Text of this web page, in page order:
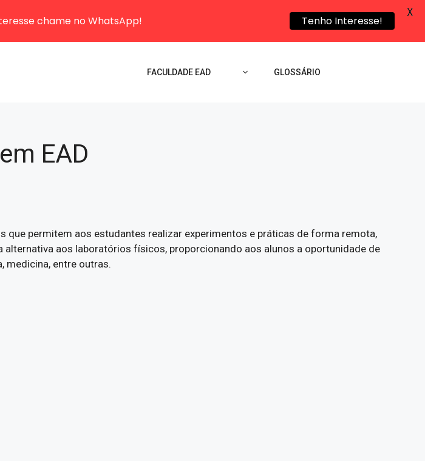
FACULDADE EAD GLOSSÁRIO
EAD
que permitem aos estudantes realizar experimentos e práticas de forma remota,
aos laboratórios físicos, proporcionando aos alunos a oportunidade de
medicina, entre outras.
chame no WhatsApp! Tenho Interesse!
X